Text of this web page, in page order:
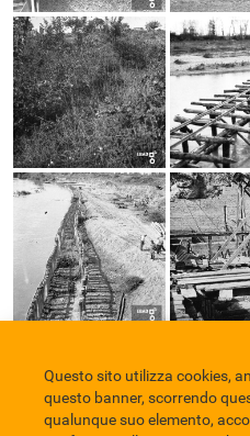
Comune di Eboli Servizio
Credits
Questo sito utilizza cookies,
questo banner, scorrendo
qualunque suo elemento,